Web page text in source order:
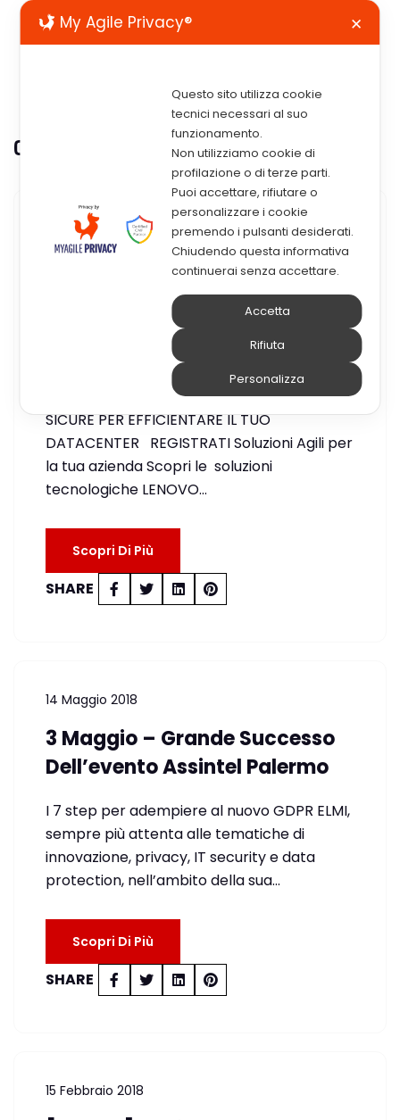
Categoria: Eventi
18 Giugno 2018
EVENTO 3 Luglio 2018 – Lenovo
Think Agile: Soluzioni Agili E
Sicure Per Efficientare Il Tuo
LENOVO THINK AGILE: SOLUZIONI AGILI E
SICURE PER EFFICIENTARE IL TUO
DATACENTER REGISTRATI Soluzioni Agili per
la tua azienda Scopri le soluzioni
tecnologiche LENOVO…
Scopri Di Più
SHARE
14 Maggio 2018
3 Maggio – Grande Successo
Dell’evento Assintel Palermo
I 7 step per adempiere al nuovo GDPR ELMI,
sempre più attenta alle tematiche di
innovazione, privacy, IT security e data
protection, nell’ambito della sua…
Scopri Di Più
SHARE
15 Febbraio 2018
My Agile Privacy® ✕
Questo sito utilizza cookie
tecnici necessari al suo
funzionamento.
Non utilizziamo cookie di
profilazione o di terze parti.
Puoi accettare, rifiutare o
personalizzare i cookie
premendo i pulsanti desiderati.
Chiudendo questa informativa
continuerai senza accettare.
Accetta
Rifiuta
Personalizza